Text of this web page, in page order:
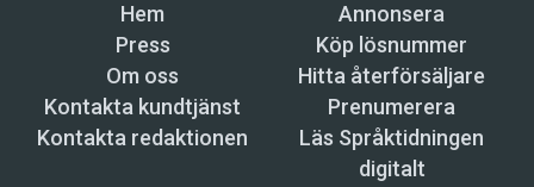
Hem
Annonsera
Press
Köp lösnummer
Om oss
Hitta återförsäljare
Kontakta kundtjänst
Prenumerera
Kontakta redaktionen
Läs Språktidningen
digitalt